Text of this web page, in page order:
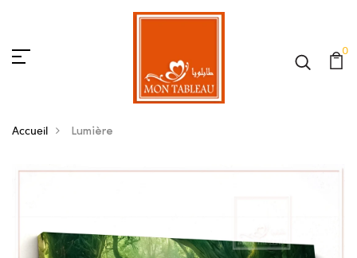
0
Accueil Lumière